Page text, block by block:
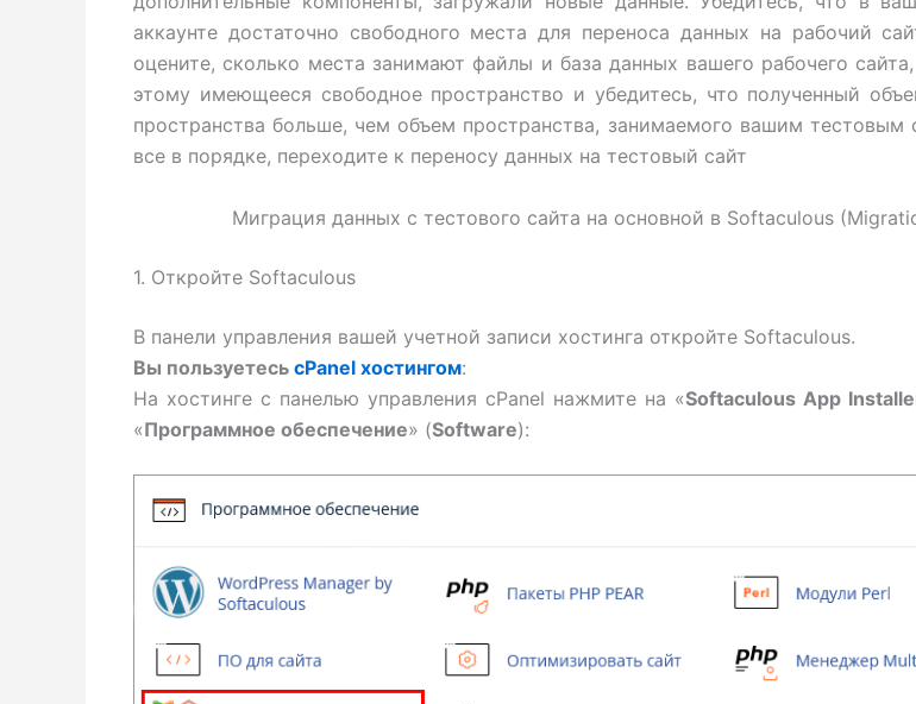
аккаунте достаточно свободного места для переноса данных на рабочий
оцените, сколько места занимают файлы и база данных вашего рабочего
этому имеющееся свободное пространство и убедитесь, что полученный
пространства больше, чем объем пространства, занимаемого вашим тестовым
все в порядке, переходите к переносу данных на тестовый сайт
Миграция данных с тестового сайта на основной в Softaculous
1. Откройте Softaculous
В панели управления вашей учетной записи хостинга откройте Softaculous.
Вы пользуетесь cPanel хостингом:
На хостинге с панелью управления cPanel нажмите на «Softaculous App
«Программное обеспечение» (Software):